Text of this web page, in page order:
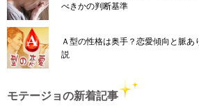
べきかの判断基準
Ａ型の性格は奥手？恋愛傾向と脈
説
モテージョの新着記事